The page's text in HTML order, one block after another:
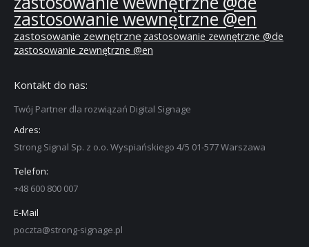
zastosowanie wewnętrzne @en
zastosowanie zewnętrzne zastosowanie zewnętrzne @de
zastosowanie zewnętrzne @en
Kontakt do nas:
Twój Partner dla rozwiązań Digital Signage
Adres:
Strong Signal Sp. z o.o. Wyspiańskiego 4/5 01-577 Warszawa
Telefon:
+48 600 800 007
E-Mail
poczta@strong-signage.pl